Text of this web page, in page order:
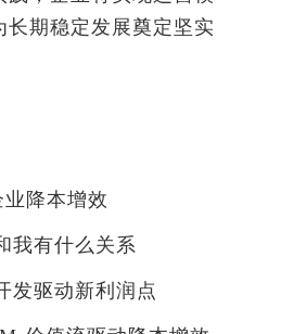
长期稳定发展奠定坚实
降本增效
我有什么关系
发驱动新利润点